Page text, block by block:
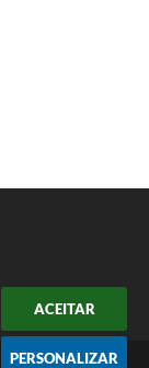
ACEITAR
PERSONALIZAR